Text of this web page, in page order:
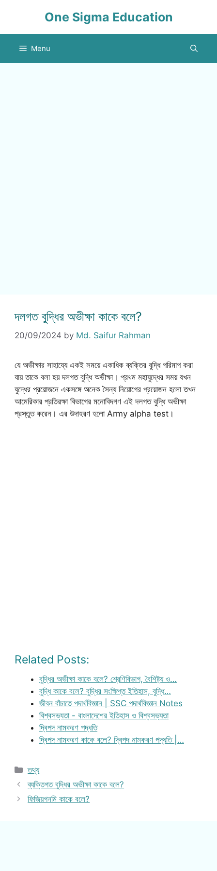
One Sigma Education
Menu
দলগত বুদ্ধির অভীক্ষা কাকে বলে?
20/09/2024 by Md. Saifur Rahman
যে অভীক্ষার সাহায্যে একই সময়ে একাধিক ব্যক্তির বুদ্ধি পরিমাপ করা
যায় তাকে বলা হয় দলগত বুদ্ধি অভীক্ষা। প্রথম মহাযুদ্ধের সময় যখন
যুদ্ধের প্রয়োজনে একসঙ্গে অনেক সৈন্য নিয়োগের প্রয়োজন হলো তখন
আমেরিকার প্রতিরক্ষা বিভাগের মনোবিদগণ এই দলগত বুদ্ধি অভীক্ষা
প্রস্তুত করেন। এর উদাহরণ হলো Army alpha test।
Related Posts:
বুদ্ধির অভীক্ষা কাকে বলে? শ্রেণিবিভাগ, বৈশিষ্ট্য ও…
বুদ্ধি কাকে বলে? বুদ্ধির সংক্ষিপ্ত ইতিহাস, বুদ্ধি…
জীবন বাঁচাতে পদার্থবিজ্ঞান | SSC পদার্থবিজ্ঞান Notes
বিশ্বসভ্যতা - বাংলাদেশের ইতিহাস ও বিশ্বসভ্যতা
দ্বিপদ নামকরণ পদ্ধতি
দ্বিপদ নামকরণ কাকে বলে? দ্বিপদ নামকরণ পদ্ধতি |…
Categories
তথ্য
ব্যক্তিগত বুদ্ধির অভীক্ষা কাকে বলে?
ফিজিয়গনমি কাকে বলে?